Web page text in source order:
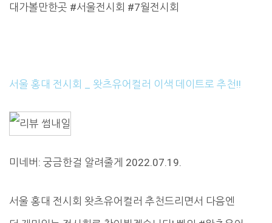
대가볼만한곳 #서울전시회 #7월전시회
서울 홍대 전시회 _ 왓츠유어컬러 이색 데이트로 추천!!
미네버: 궁금한걸 알려줄게 2022.07.19.
서울 홍대 전시회 왓츠유어컬러 추천드리면서 다음엔